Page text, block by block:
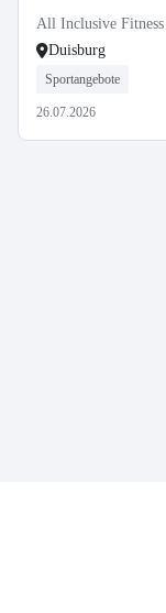
All Inclusive Fitness
Duisburg
Sportangebote
26.07.2026